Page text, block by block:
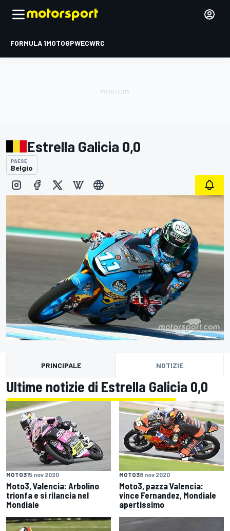
FORMULA 1MOTOGPWECWRC
Estrella Galicia 0,0
PAESE
Belgio
PRINCIPALE NOTIZIE
Ultime notizie di Estrella Galicia 0,0
MOTO315 nov 2020
Moto3, Valencia: Arbolino
trionfa e si rilancia nel
Mondiale
MOTO38 nov 2020
Moto3, pazza Valencia:
vince Fernandez, Mondiale
apertissimo